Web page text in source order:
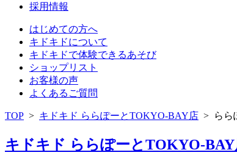
採用情報
はじめての方へ
キドキドについて
キドキドで体験できるあそび
ショップリスト
お客様の声
よくあるご質問
TOP > キドキド ららぽーとTOKYO-BAY店 > らら
キドキド ららぽーとTOKYO-